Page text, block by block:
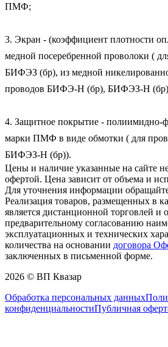
ПМФ;
3. Экран - (коэффициент плотности
медной посеребренной проволоки (
БИФЭЗ (бр), из медной
проводов БИФЭ-Н (бр), БИФЭЗ-Н
4. Защитное покрытие - полиимидно-
марки ПМФ в виде обмотки ( для
БИФЭЗ-Н (бр)).
Цены и наличие указанные на сайте
офертой. Цена зависит от объема и
Для уточнения информации
Реализация товаров, размещенных в
является дистанционной торговлей и
предварительному согласованию
эксплуатационных и технических
количества на основании договора
заключенных в письменной форме.
2026 © ВП Квазар
Обработка персональных данных
конфиденциальностиПубличная